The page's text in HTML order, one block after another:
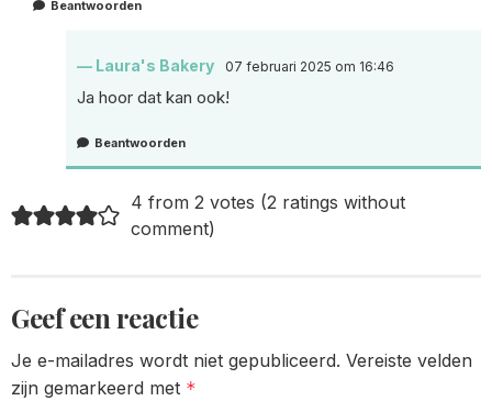
Beantwoorden
Laura's Bakery 07 februari 2025 om 16:46
Ja hoor dat kan ook!
Beantwoorden
4 from 2 votes (2 ratings without
comment)
Geef een reactie
Je e-mailadres wordt niet gepubliceerd. Vereiste velden
zijn gemarkeerd met *